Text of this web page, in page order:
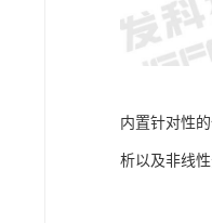
内置针对性
析以及非线